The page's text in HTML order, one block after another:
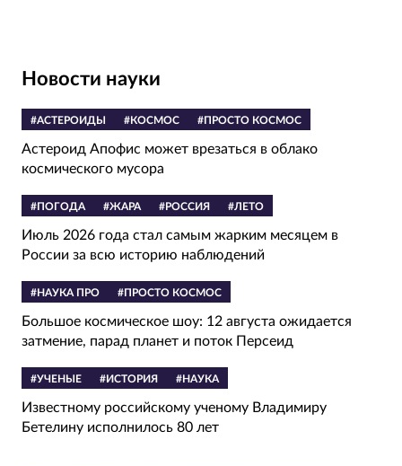
Новости науки
#АСТЕРОИДЫ #КОСМОС #ПРОСТО КОСМОС
Астероид Апофис может врезаться в облако
космического мусора
#ПОГОДА #ЖАРА #РОССИЯ #ЛЕТО
Июль 2026 года стал самым жарким месяцем в
России за всю историю наблюдений
#НАУКА ПРО #ПРОСТО КОСМОС
Большое космическое шоу: 12 августа ожидается
затмение, парад планет и поток Персеид
#УЧЕНЫЕ #ИСТОРИЯ #НАУКА
Известному российскому ученому Владимиру
Бетелину исполнилось 80 лет